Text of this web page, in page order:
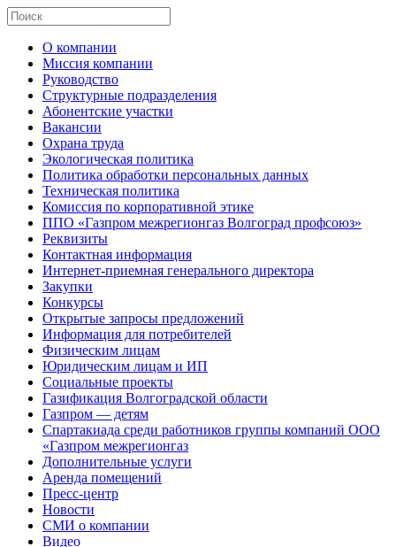
О компании
Миссия компании
Руководство
Структурные подразделения
Абонентские участки
Вакансии
Охрана труда
Экологическая политика
Политика обработки персональных данных
Техническая политика
Комиссия по корпоративной этике
ППО «Газпром межрегионгаз Волгоград профсоюз»
Реквизиты
Контактная информация
Интернет-приемная генерального директора
Закупки
Конкурсы
Открытые запросы предложений
Информация для потребителей
Физическим лицам
Юридическим лицам и ИП
Социальные проекты
Газификация Волгоградской области
Газпром — детям
Спартакиада среди работников группы компаний ООО
«Газпром межрегионгаз
Дополнительные услуги
Аренда помещений
Пресс-центр
Новости
СМИ о компании
Видео